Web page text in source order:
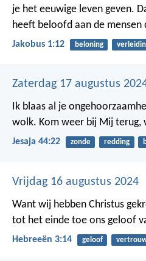
je het eeuwige leven geven.
heeft beloofd aan de mensen
Jakobus 1:12 beloning
Zaterdag 17 augustus
Ik blaas al je
wolk. Kom weer bij Mij terug,
Jesaja 44:22 zonde redding
Vrijdag 16 augustus 2024
Want wij hebben Christus
tot het einde toe ons geloof
Hebreeën 3:14 geloof